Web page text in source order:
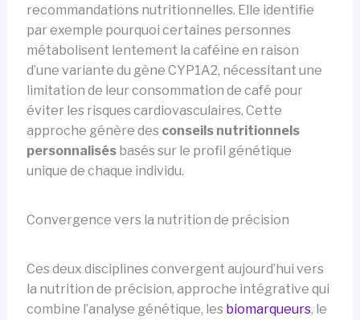
recommandations nutritionnelles. Elle identifie
par exemple pourquoi certaines personnes
métabolisent lentement la caféine en raison
d’une variante du gène CYP1A2, nécessitant une
limitation de leur consommation de café pour
éviter les risques cardiovasculaires. Cette
approche génère des conseils nutritionnels
personnalisésbasés sur le profil génétique
unique de chaque individu.
Convergence vers la nutrition de précision
Ces deux disciplines convergent aujourd’hui vers
la nutrition de précision, approche intégrative qui
combine l’analyse génétique, les biomarqueurs, le